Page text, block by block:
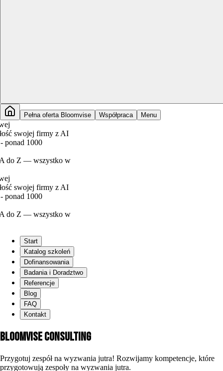
Pełna oferta Bloomvise Współpraca Menu
firmy z AI
wszystko w
firmy z AI
wszystko w
Start
Katalog szkoleń
Dofinansowania
Badania i Doradztwo
Referencje
Blog
FAQ
Kontakt
BloomviseConsulting
Przygotuj zespół na wyzwania jutra! Rozwijamy kompetencje, które
przygotowują zespoły na wyzwania jutra.